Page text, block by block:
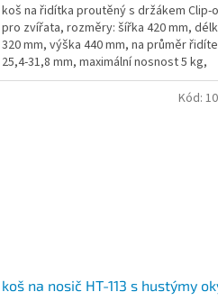
koš na řidítka proutěný s držákem Clip-
pro zvířata, rozměry: šířka 420 mm,
320 mm, výška 440 mm, na průměr
25,4-31,8 mm, maximální nosnost 5 kg,
hmotnost 1265 g
koš na nosič HT-113 s hustýmy
Kód: